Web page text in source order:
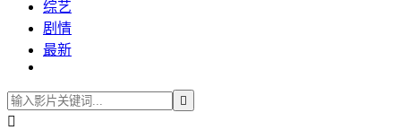
综艺
剧情
最新

